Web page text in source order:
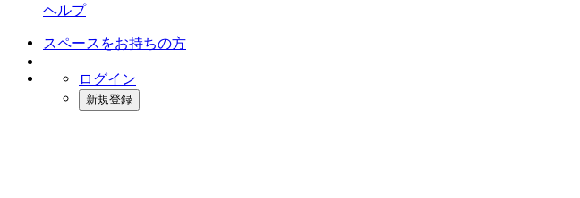
ヘルプ
スペースをお持ちの方
ログイン
新規登録